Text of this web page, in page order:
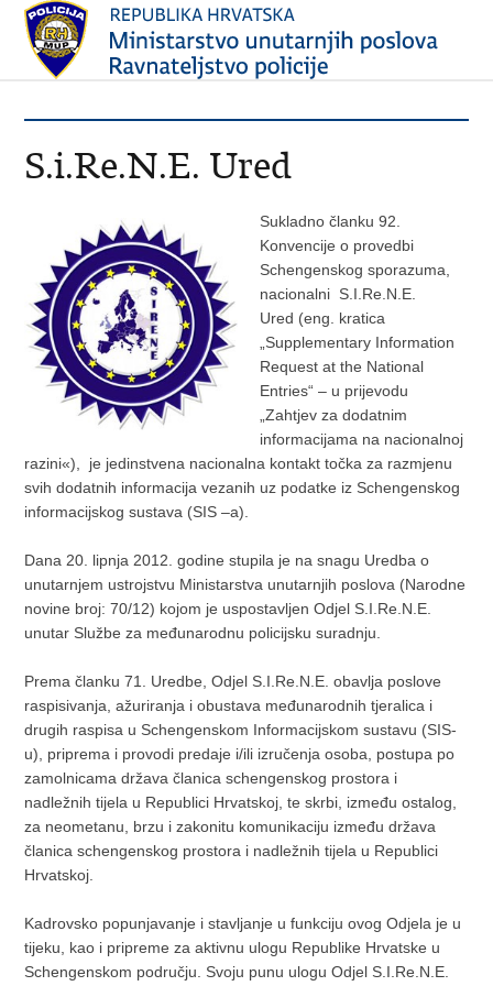
S.i.Re.N.E. Ured
Sukladno članku 92.
Konvencije o provedbi
Schengenskog sporazuma,
nacionalni S.I.Re.N.E.
Ured (eng. kratica
„Supplementary Information
Request at the National
Entries“ – u prijevodu
„Zahtjev za dodatnim
informacijama na nacionalnoj
razini«), je jedinstvena nacionalna kontakt točka za razmjenu
svih dodatnih informacija vezanih uz podatke iz Schengenskog
informacijskog sustava (SIS –a).
Dana 20. lipnja 2012. godine stupila je na snagu Uredba o
unutarnjem ustrojstvu Ministarstva unutarnjih poslova (Narodne
novine broj: 70/12) kojom je uspostavljen Odjel S.I.Re.N.E.
unutar Službe za međunarodnu policijsku suradnju.
Prema članku 71. Uredbe, Odjel S.I.Re.N.E. obavlja poslove
raspisivanja, ažuriranja i obustava međunarodnih tjeralica i
drugih raspisa u Schengenskom Informacijskom sustavu (SIS-
u), priprema i provodi predaje i/ili izručenja osoba, postupa po
zamolnicama država članica schengenskog prostora i
nadležnih tijela u Republici Hrvatskoj, te skrbi, između ostalog,
za neometanu, brzu i zakonitu komunikaciju između država
članica schengenskog prostora i nadležnih tijela u Republici
Hrvatskoj.
Kadrovsko popunjavanje i stavljanje u funkciju ovog Odjela je u
tijeku, kao i pripreme za aktivnu ulogu Republike Hrvatske u
Schengenskom području. Svoju punu ulogu Odjel S.I.Re.N.E.